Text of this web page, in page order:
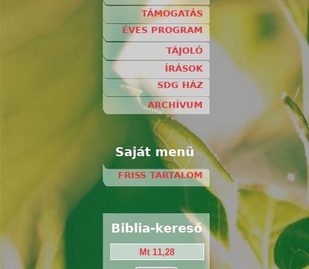
TÁMOGATÁS
ÉVES PROGRAM
TÁJOLÓ
ÍRÁSOK
SDG HÁZ
ARCHÍVUM
Saját menü
FRISS TARTALOM
Biblia-kereső